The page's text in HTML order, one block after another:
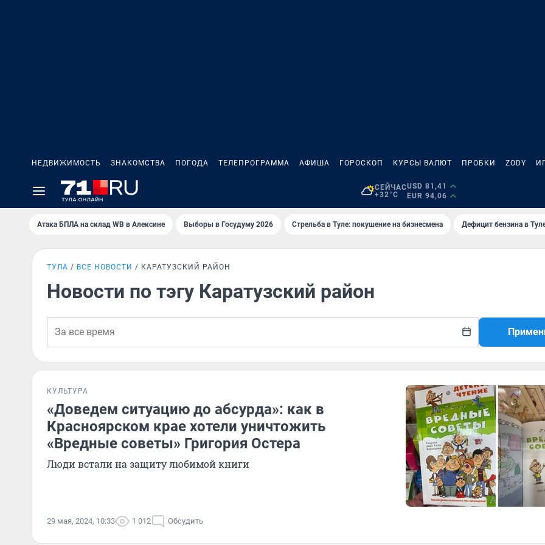
НЕДВИЖИМОСТЬ ЗНАКОМСТВА ПОГОДА ТЕЛЕПРОГРАММА АФИША ГОРОСКОП КУРСЫ ВАЛЮТ ПРОБКИ ZODY
СЕЙЧАС
+32°C
USD 81,41
EUR 94,06
Атака БПЛА на склад WB в Алексине Выборы в Госудуму 2026 Стрельба в Туле: покушение на бизнесмена Дефицит бензина в
ТУЛА ВСЕ НОВОСТИ КАРАТУЗСКИЙ РАЙОН
Новости по тэгу Каратузский район
КУЛЬТУРА
«Доведем ситуацию до абсурда»: как в
Красноярском крае хотели уничтожить
«Вредные советы» Григория Остера
Люди встали на защиту любимой книги
29 мая, 2024, 10:33 1 012 Обсудить